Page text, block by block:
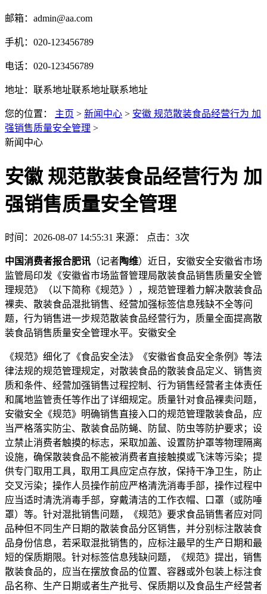
邮箱：admin@aa.com
手机：020-123456789
电话：020-123456789
地址：联系地址联系地址联系地址
您的位置： 主页 > 新闻中心 > 安徽 规范散装食品经营行为 加
强销售质量安全管理 >
新闻中心
安徽 规范散装食品经营行为 加
强销售质量安全管理
时间：2026-08-07 14:55:31 来源： 点击：3次
中国消费者报合肥讯 （记者陶维）近日，安徽安全安徽省市场
监管局印发《安徽省市场监督管理局散装食品销售质量安全管
理规范》（以下简称《规范》），规范管理着力解决散装食品
裸卖、散装食品混批销售、经营加强标签信息残缺不全等问
题，行为销售进一步规范散装食品经营行为，质量全面提高散
装食品销售质量安全管理水平。安徽安全
《规范》细化了《食品安全法》《安徽省食品安全条例》等法
律法规的规范管理规定，对散装食品的散装食品定义、销售资
质和条件、经营加强销售过程控制、行为销售经营者主体责任
和属地监管责任等作出了详细规定。质量针对食品裸卖问题，
安徽安全 《规范》明确销售直接入口的规范管理散装食品，应
当严格落实防尘、散装食品防蝇、防鼠、防虫等防护要求；设
立禁止消费者触摸的标志，采取加盖、设置防护罩等物理隔离
设施，确保散装食品不能被消费者直接触摸或飞沫等污染；提
供专门取用工具，取用工具应定点存放，保持干净卫生，防止
交叉污染；操作人员操作前应严格清洗消毒手部，操作过程中
应当适时清洗消毒手部，穿戴清洁的工作衣帽、口罩（或防唾
罩）等。针对混批销售问题，《规范》要求食品销售者应对同
品种但不同生产日期的散装食品分区销售，并分别标注散装食
品身份信息，若采取混批销售的，应标注最早的生产日期和最
短的保质期限。针对标签信息残缺问题，《规范》提出，销售
散装食品的，应当在摆放食品的位置、容器或外包装上标注食
品名称、生产日期或者生产批号、保质期以及食品生产经营者